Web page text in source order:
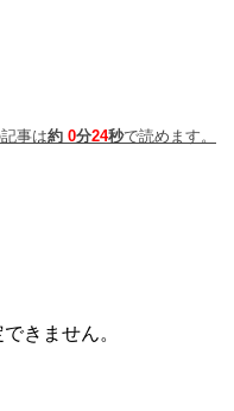
事は約 0分24秒で読めます。
きません。